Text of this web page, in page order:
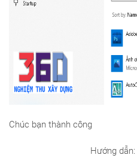
Chúc bạn thành công
Hướng dẫn: